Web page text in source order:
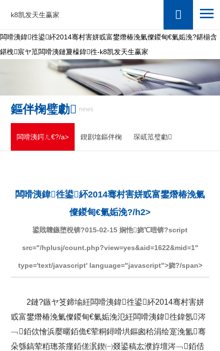
闆嗗洟鍏徃鍙紑2014骞村害姘戜富鐢熸椿浼氭儏鍐甸€氭姤浼?鍖椾含
鍖栧宸ヤ笟闆嗗洟鏈夐檺鍏徃-k8凯发天生赢家
k8凯发天生赢家
鏂伴椈璧勮 news
闆嗗洟鍔ㄦ€?/a> 鍥剧墖鏂伴椈 琛屼笟璧勮
闆嗗洟鍏徃鍙紑2014骞村害姘戜富鐢熸椿浼氭
儏鍐甸€氭姤浼?/h2>
鍙戝竷鏃堕棿锛?015-02-15 娴忚娆℃暟锛?script
src="/hplusj/count.php?view=yes&aid=1622&mid=1"
type='text/javascript' language="javascript">娆?/span>
2鏈?鏃ヤ笅鍗堬紝闆嗗洟鍏徃鍙紑2014骞村害姘
戜富鐢熸椿浼氭儏鍐甸€氭姤浼氾紝闆嗗洟鍏徃鍏氬涔
﹁銆佽懀浜嬮暱銆佹€荤粡鐞嗗垬鏂囪秴涓绘寔浼氳骞
朵綔鎬荤粨璁茶瘽銆傞泦鍥㈠叕鍙稿厷濮斿壇涔﹁銆佸